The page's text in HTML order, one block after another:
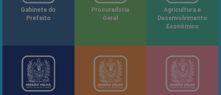
Gabinete do
Prefeito
Procuradoria
Geral
Agricultura e
Desenvolvimento
Econômico